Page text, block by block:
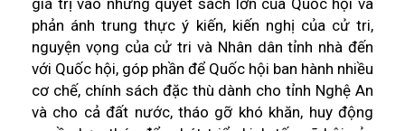
giá trị vào những quyết sách lớn của Quốc hội và
phản ánh trung thực ý kiến, kiến nghị của cử tri,
nguyện vọng của cử tri và Nhân dân tỉnh nhà đến
với Quốc hội, góp phần để Quốc hội ban hành nhiều
cơ chế, chính sách đặc thù dành cho tỉnh Nghệ An
và cho cả đất nước, tháo gỡ khó khăn, huy động